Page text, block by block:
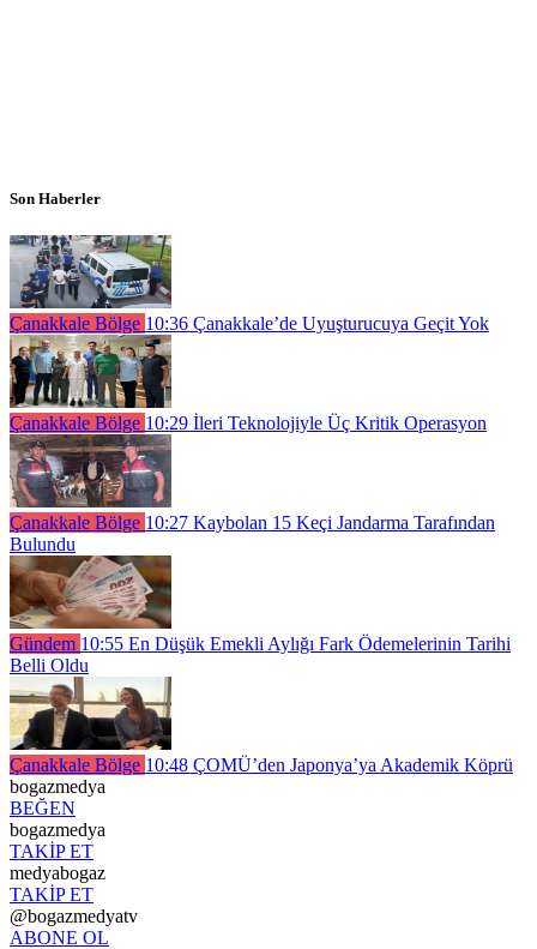
Son Haberler
Çanakkale Bölge 10:36 Çanakkale’de Uyuşturucuya Geçit Yok
Çanakkale Bölge 10:29 İleri Teknolojiyle Üç Kritik Operasyon
Çanakkale Bölge 10:27 Kaybolan 15 Keçi Jandarma Tarafından
Bulundu
Gündem 10:55 En Düşük Emekli Aylığı Fark Ödemelerinin Tarihi
Belli Oldu
Çanakkale Bölge 10:48 ÇOMÜ’den Japonya’ya Akademik Köprü
bogazmedya
BEĞEN
bogazmedya
TAKİP ET
medyabogaz
TAKİP ET
@bogazmedyatv
ABONE OL